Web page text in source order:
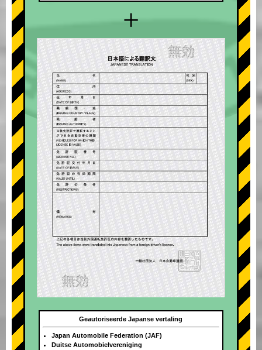
+
Geautoriseerde Japanse vertaling
Japan Automobile Federation (JAF)
Duitse Automobielvereniging